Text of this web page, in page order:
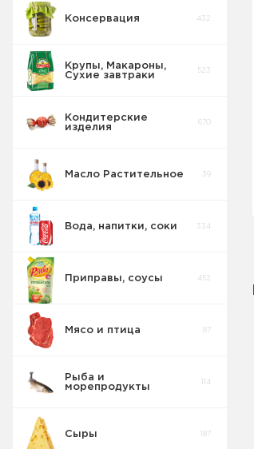
Консервация 432
Крупы, Макароны,
Сухие завтраки
523
Кондитерские
изделия
670
Масло Растительное 39
Вода, напитки, соки 334
Приправы, соусы 452
Мясо и птица 87
Рыба и
морепродукты
114
Сыры 187